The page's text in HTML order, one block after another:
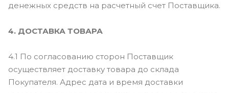
денежных средств на расчетный счет Поставщика.
4. ДОСТАВКА ТОВАРА
4.1 По согласованию сторон Поставщик
осуществляет доставку товара до склада
Покупателя. Адрес дата и время доставки